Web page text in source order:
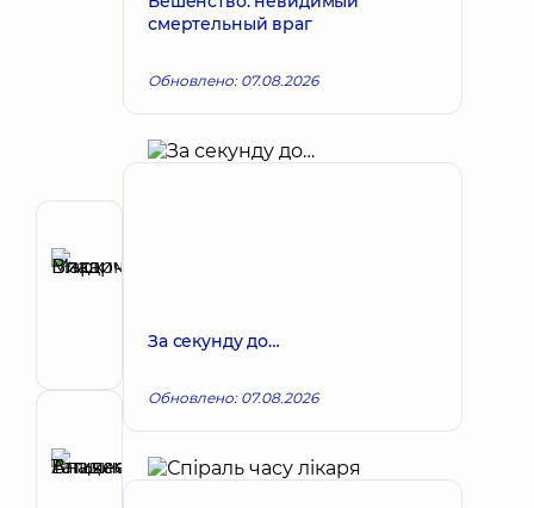
Уролог
Рецензент
Аникеева
Татьяна
смертельный враг
Обновлено: 07.08.2026
За секунду до…
Обновлено: 07.08.2026